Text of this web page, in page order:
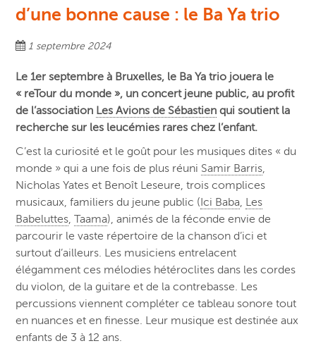
d’une bonne cause : le Ba Ya trio
1 septembre 2024
Le 1er septembre à Bruxelles, le Ba Ya trio jouera le
« reTour du monde », un concert jeune public, au profit
de l’association Les Avions de Sébastien qui soutient la
recherche sur les leucémies rares chez l’enfant.
C’est la curiosité et le goût pour les musiques dites « du
monde » qui a une fois de plus réuni Samir Barris,
Nicholas Yates et Benoît Leseure, trois complices
musicaux, familiers du jeune public (Ici Baba, Les
Babeluttes,Taama), animés de la féconde envie de
parcourir le vaste répertoire de la chanson d’ici et
surtout d’ailleurs. Les musiciens entrelacent
élégamment ces mélodies hétéroclites dans les cordes
du violon, de la guitare et de la contrebasse. Les
percussions viennent compléter ce tableau sonore tout
en nuances et en finesse. Leur musique est destinée aux
enfants de 3 à 12 ans.